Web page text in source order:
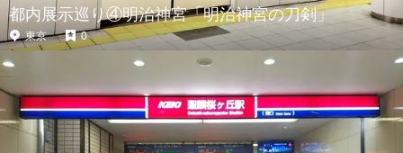
都内展示巡り④明治神宮「明治神宮の刀剣」
東京 0